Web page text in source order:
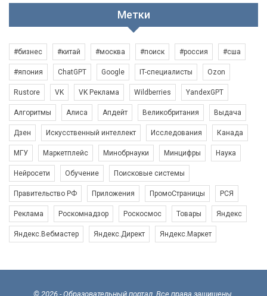
Метки
#бизнес #китай #москва #поиск #россия #сша
#япония ChatGPT Google IT-специалисты Ozon
Rustore VK VK Реклама Wildberries YandexGPT
Алгоритмы Алиса Апдейт Великобритания Выдача
Дзен Искусственный интеллект Исследования Канада
МГУ Маркетплейс Минобрнауки Минцифры Наука
Нейросети Обучение Поисковые системы
Правительство РФ Приложения ПромоСтраницы РСЯ
Реклама Роскомнадзор Роскосмос Товары Яндекс
Яндекс.Вебмастер Яндекс.Директ Яндекс.Маркет
© 2026 - Образовательный портал. Все права защищены.